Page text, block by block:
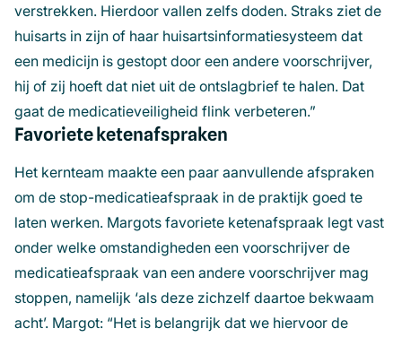
verstrekken. Hierdoor vallen zelfs doden. Straks ziet de
huisarts in zijn of haar huisartsinformatiesysteem dat
een medicijn is gestopt door een andere voorschrijver,
hij of zij hoeft dat niet uit de ontslagbrief te halen. Dat
gaat de medicatieveiligheid flink verbeteren.”
Favoriete ketenafspraken
Het kernteam maakte een paar aanvullende afspraken
om de stop-medicatieafspraak in de praktijk goed te
laten werken. Margots favoriete ketenafspraak legt vast
onder welke omstandigheden een voorschrijver de
medicatieafspraak van een andere voorschrijver mag
stoppen, namelijk ‘als deze zichzelf daartoe bekwaam
acht’. Margot: “Het is belangrijk dat we hiervoor de